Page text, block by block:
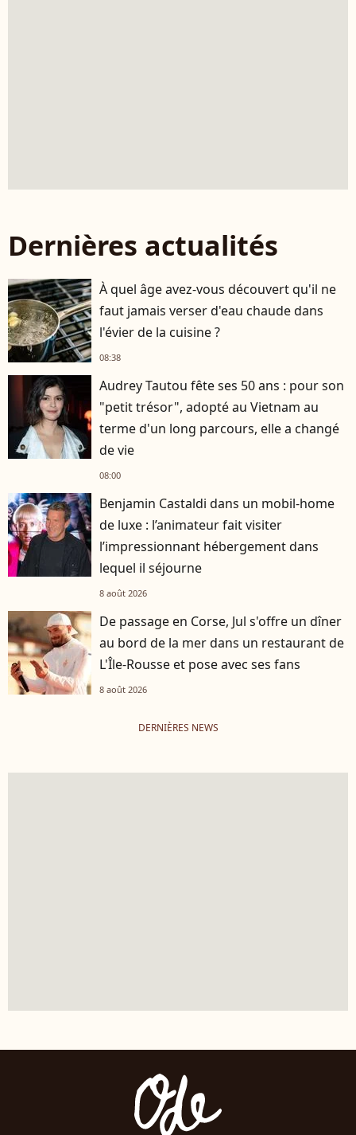
Dernières actualités
À quel âge avez-vous découvert qu'il ne
faut jamais verser d'eau chaude dans
l'évier de la cuisine ?
08:38
Audrey Tautou fête ses 50 ans : pour son
"petit trésor", adopté au Vietnam au
terme d'un long parcours, elle a changé
de vie
08:00
Benjamin Castaldi dans un mobil-home
de luxe : l’animateur fait visiter
l’impressionnant hébergement dans
lequel il séjourne
8 août 2026
De passage en Corse, Jul s'offre un dîner
au bord de la mer dans un restaurant de
L'Île-Rousse et pose avec ses fans
8 août 2026
DERNIÈRES NEWS